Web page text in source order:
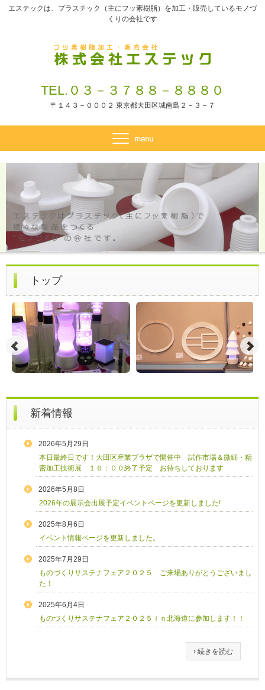
エステックは、プラスチック（主にフッ素樹脂）を加工・販売しているモノづ
くりの会社です
TEL.０３－３７８８－８８８０
〒１４３－０００２ 東京都大田区城南島２－３－７
トップ
新着情報
2026年5月29日
本日最終日です！大田区産業プラザで開催中 試作市場＆微細・精
密加工技術展 １６：００終了予定 お待ちしております
2026年5月8日
2026年の展示会出展予定イベントページを更新しました!
2025年8月6日
イベント情報ページを更新しました。
2025年7月29日
ものづくりサステナフェア２０２５ ご来場ありがとうございまし
た！
2025年6月4日
ものづくりサステナフェア２０２５ｉｎ北海道に参加します！！
› 続きを読む